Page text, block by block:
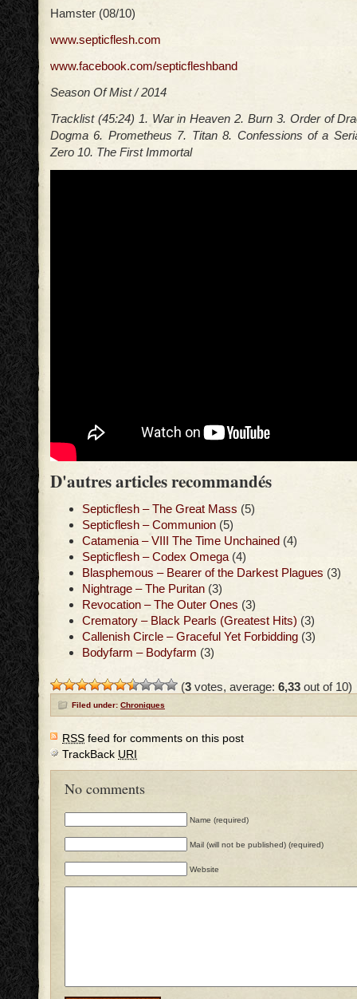
Hamster (08/10)
www.septicflesh.com
www.facebook.com/septicfleshband
Season Of Mist / 2014
Tracklist (45:24) 1. War in Heaven 2. Burn 3. Order of
Dogma 6. Prometheus 7. Titan 8. Confessions of a
Zero 10. The First Immortal
D'autres articles recommandés
Septicflesh – The Great Mass (5)
Septicflesh – Communion (5)
Catamenia – VIII The Time Unchained (4)
Septicflesh – Codex Omega (4)
Blasphemous – Bearer of the Darkest Plagues (3)
Nightrage – The Puritan (3)
Revocation – The Outer Ones (3)
Crematory – Black Pearls (Greatest Hits) (3)
Callenish Circle – Graceful Yet Forbidding (3)
Bodyfarm – Bodyfarm (3)
(3 votes, average: 6,33 out of 10)
Filed under: Chroniques
RSS feed for comments on this post
TrackBack URI
No comments
Name (required)
Mail (will not be published) (required)
Website